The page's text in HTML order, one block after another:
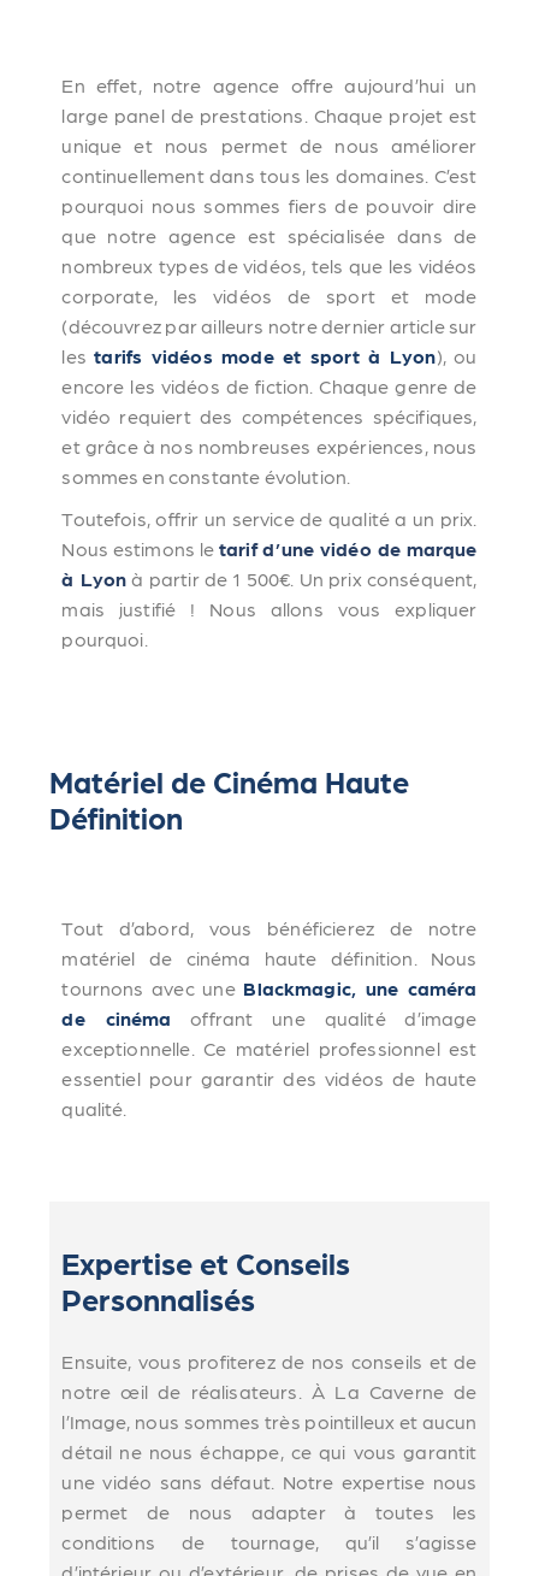
En effet, notre agence offre aujourd’hui un
large panel de prestations. Chaque projet est
unique et nous permet de nous améliorer
continuellement dans tous les domaines. C’est
pourquoi nous sommes fiers de pouvoir dire
que notre agence est spécialisée dans de
nombreux types de vidéos, tels que les vidéos
corporate, les vidéos de sport et mode
(découvrez par ailleurs notre dernier article sur
les tarifs vidéos mode et sport à Lyon), ou
encore les vidéos de fiction. Chaque genre de
vidéo requiert des compétences spécifiques,
et grâce à nos nombreuses expériences, nous
sommes en constante évolution.
Toutefois, offrir un service de qualité a un prix.
Nous estimons le tarif d’une vidéo de marque
à Lyon à partir de 1 500€. Un prix conséquent,
mais justifié ! Nous allons vous expliquer
pourquoi.
Matériel de Cinéma Haute
Définition
Tout d’abord, vous bénéficierez de notre
matériel de cinéma haute définition. Nous
tournons avec une Blackmagic, une caméra
de cinéma offrant une qualité d’image
exceptionnelle. Ce matériel professionnel est
essentiel pour garantir des vidéos de haute
qualité.
Expertise et Conseils
Personnalisés
Ensuite, vous profiterez de nos conseils et de
notre œil de réalisateurs. À La Caverne de
l’Image, nous sommes très pointilleux et aucun
détail ne nous échappe, ce qui vous garantit
une vidéo sans défaut. Notre expertise nous
permet de nous adapter à toutes les
conditions de tournage, qu’il s’agisse